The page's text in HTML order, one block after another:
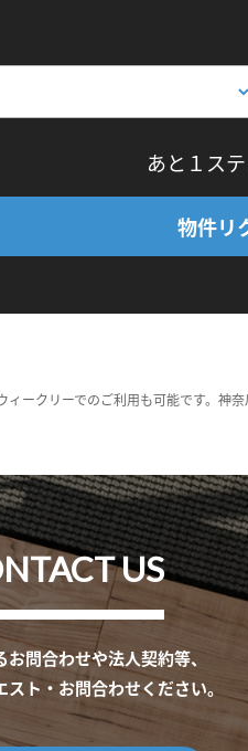
あと１ス
物件リ
ークリーでのご利用も可能です。神
US
問合わせや法人契約等、
ト・お問合わせください。